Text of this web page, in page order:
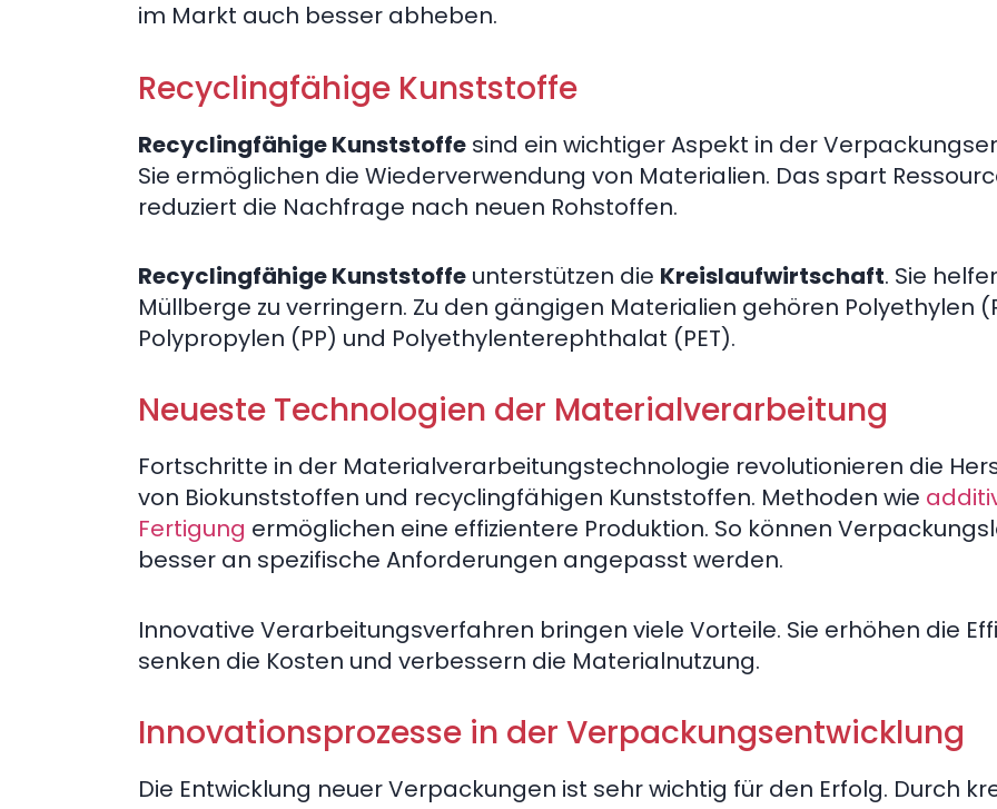
im Markt auch besser abheben.
Recyclingfähige Kunststoffe
Recyclingfähige Kunststoffe sind ein wichtiger Aspekt in der
Sie ermöglichen die Wiederverwendung von Materialien. Das spart
reduziert die Nachfrage nach neuen Rohstoffen.
Recyclingfähige Kunststoffe unterstützen die Kreislaufwirtschaft. Sie
Müllberge zu verringern. Zu den gängigen Materialien gehören Polyethylen
Polypropylen (PP) und Polyethylenterephthalat (PET).
Neueste Technologien der Materialverarbeitung
Fortschritte in der Materialverarbeitungstechnologie revolutionieren die
von Biokunststoffen und recyclingfähigen Kunststoffen. Methoden wie
Fertigung ermöglichen eine effizientere Produktion. So können
besser an spezifische Anforderungen angepasst werden.
Innovative Verarbeitungsverfahren bringen viele Vorteile. Sie erhöhen die
senken die Kosten und verbessern die Materialnutzung.
Innovationsprozesse in der Verpackungsentwicklung
Die Entwicklung neuer Verpackungen ist sehr wichtig für den Erfolg. Durch